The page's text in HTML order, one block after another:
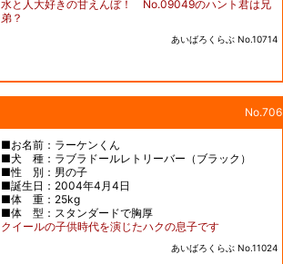
水と人大好きの甘えんぼ！ No.09049のハント君は兄
弟？
あいばろくらぶ No.10714
No.706
■お名前：ラーケンくん
■犬 種：ラブラドールレトリーバー（ブラック）
■性 別：男の子
■誕生日：2004年4月4日
■体 重：25kg
■体 型：スタンダードで胸厚
クイールの子供時代を演じたハクの息子です
あいばろくらぶ No.11024